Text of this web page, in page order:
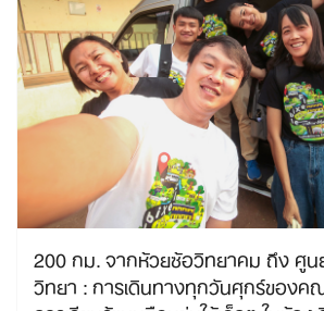
200 กม. จากห้วยซ้อวิทยาคม ถึง ศูน
วิทยา : การเดินทางทุกวันศุกร์ของค